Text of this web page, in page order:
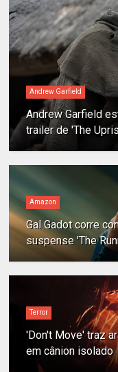
Andrew Garfield
Andrew Garfield
trailer de 'The
Amazon
Gal Gadot corre
suspense 'The
Terror
'Don't Move' traz
em cânion isolado